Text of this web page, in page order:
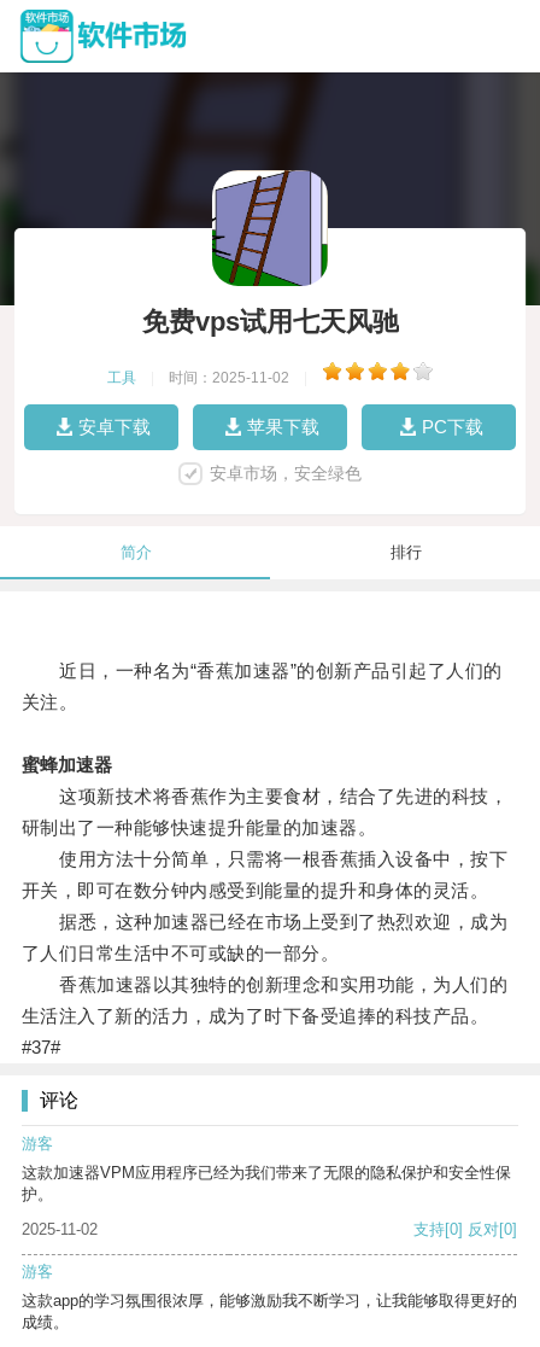
免费vps试用七天风驰
工具 时间：2025-11-02
安卓下载 苹果下载 PC下载
安卓市场，安全绿色
简介 排行
近日，一种名为“香蕉加速器”的创新产品引起了人们的
关注。
蜜蜂加速器
这项新技术将香蕉作为主要食材，结合了先进的科技，
研制出了一种能够快速提升能量的加速器。
使用方法十分简单，只需将一根香蕉插入设备中，按下
开关，即可在数分钟内感受到能量的提升和身体的灵活。
据悉，这种加速器已经在市场上受到了热烈欢迎，成为
了人们日常生活中不可或缺的一部分。
香蕉加速器以其独特的创新理念和实用功能，为人们的
生活注入了新的活力，成为了时下备受追捧的科技产品。
#37#
评论
游客
这款加速器VPM应用程序已经为我们带来了无限的隐私保护和安全性保
护。
2025-11-02
支持[0] 反对[0]
游客
这款app的学习氛围很浓厚，能够激励我不断学习，让我能够取得更好的
成绩。